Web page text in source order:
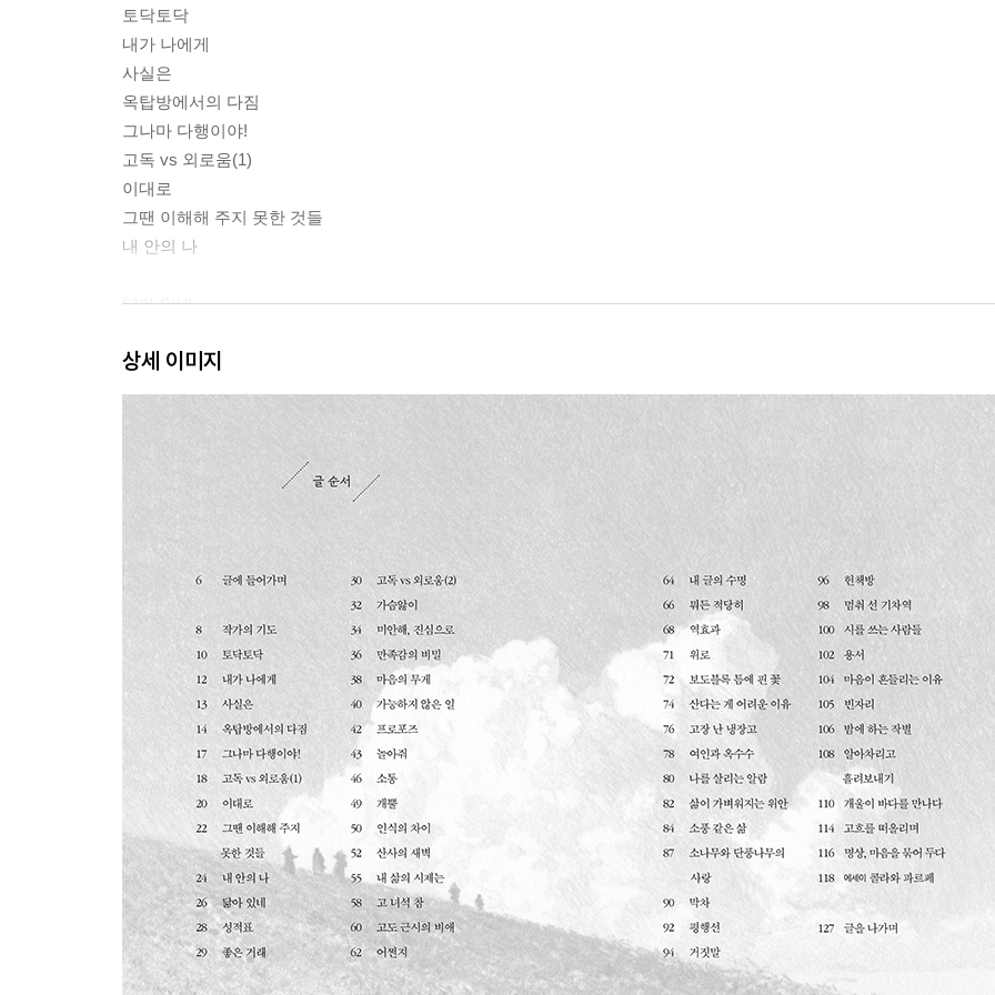
토닥토닥
내가 나에게
사실은
옥탑방에서의 다짐
그나마 다행이야!
고독 vs 외로움(1)
이대로
그땐 이해해 주지 못한 것들
내 안의 나
닮아 있네
좋은 거래
고독 vs 외로움(2)
가슴앓이
미안해, 진심으로
마음의 무게
프로포즈
놀아줘
개뿔
인식의 차이
산사의 새벽
내 삶의 시제는
고 녀석 참
고도 근시의 비애
어쩐지
내 글의 수명
뭐든 적당히
역효과
상세 이미지